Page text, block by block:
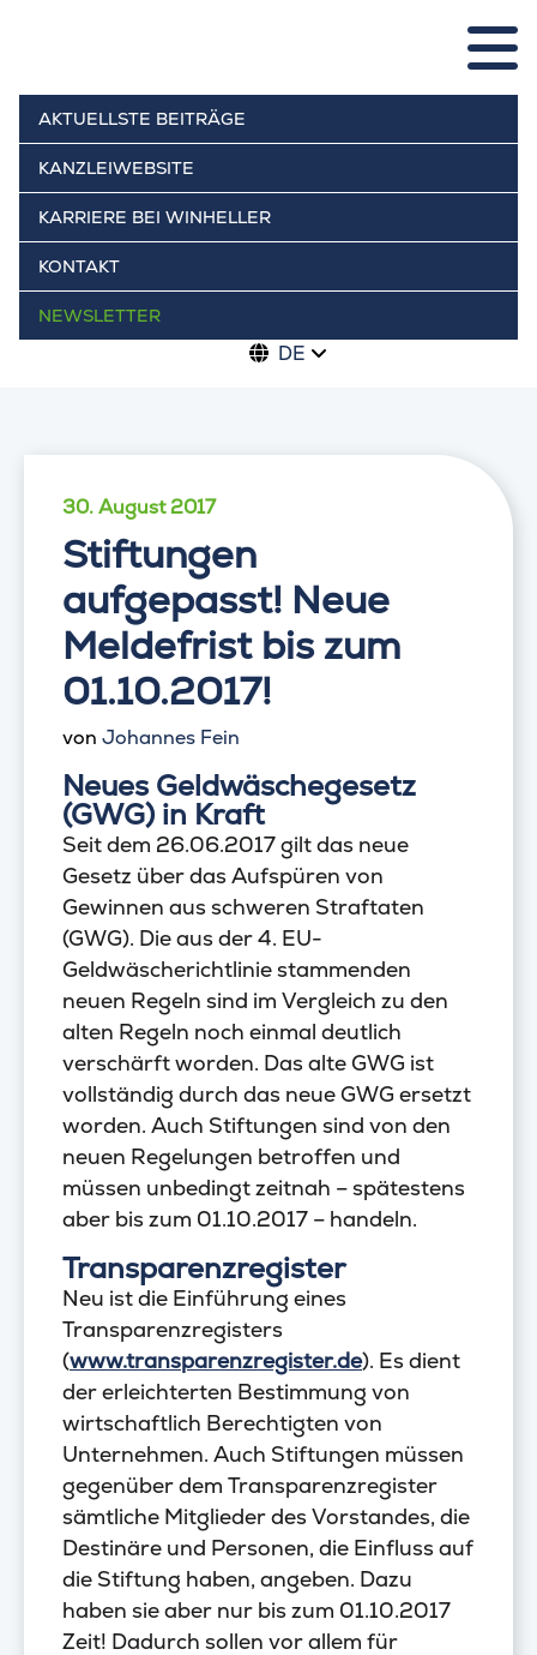
AKTUELLSTE BEITRÄGE
KANZLEIWEBSITE
KARRIERE BEI WINHELLER
KONTAKT
NEWSLETTER
DE
30. August 2017
Stiftungen
aufgepasst! Neue
Meldefrist bis zum
01.10.2017!
von Johannes Fein
Neues Geldwäschegesetz
(GWG) in Kraft
Seit dem 26.06.2017 gilt das neue
Gesetz über das Aufspüren von
Gewinnen aus schweren Straftaten
(GWG). Die aus der 4. EU-
Geldwäscherichtlinie stammenden
neuen Regeln sind im Vergleich zu den
alten Regeln noch einmal deutlich
verschärft worden. Das alte GWG ist
vollständig durch das neue GWG ersetzt
worden. Auch Stiftungen sind von den
neuen Regelungen betroffen und
müssen unbedingt zeitnah – spätestens
aber bis zum 01.10.2017 – handeln.
Transparenzregister
Neu ist die Einführung eines
Transparenzregisters
(www.transparenzregister.de). Es dient
der erleichterten Bestimmung von
wirtschaftlich Berechtigten von
Unternehmen. Auch Stiftungen müssen
gegenüber dem Transparenzregister
sämtliche Mitglieder des Vorstandes, die
Destinäre und Personen, die Einfluss auf
die Stiftung haben, angeben. Dazu
haben sie aber nur bis zum 01.10.2017
Zeit! Dadurch sollen vor allem für